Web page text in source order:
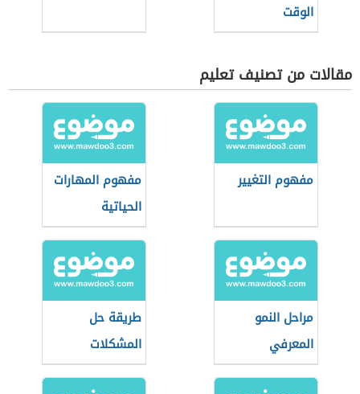
الوقت
مقالات من تصنيف تعليم
مفهوم التغيير
مفهوم المهارات
الحياتية
مراحل النمو
المعرفي
طريقة حل
المشكلات